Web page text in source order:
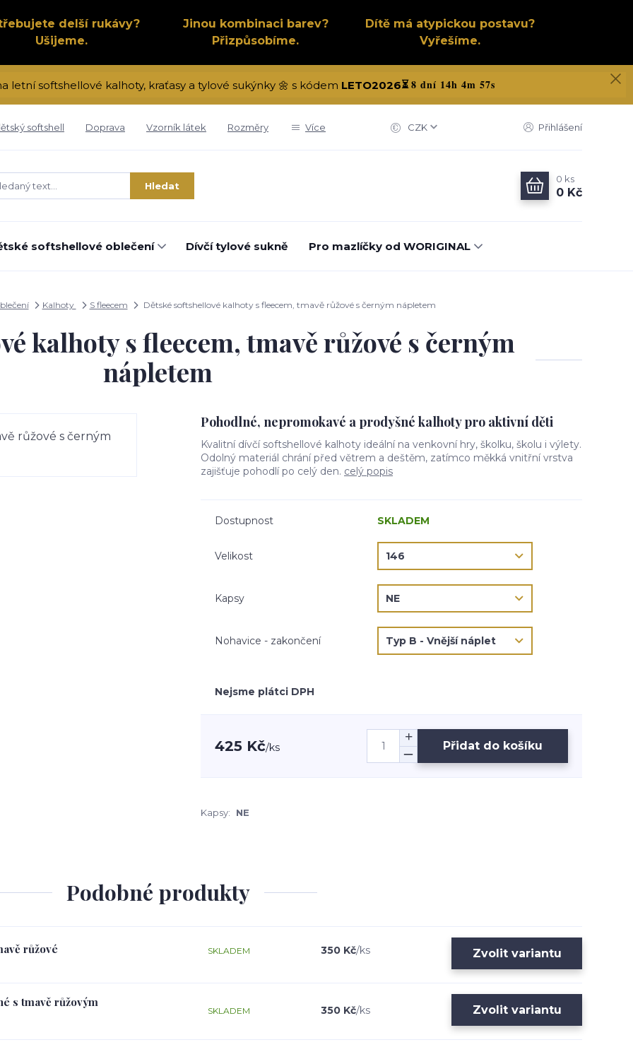
delší rukávy?
Ušijeme.
Jinou kombinaci barev?
Přizpůsobíme.
Dítě má atypickou postavu?
Vyřešíme.
letní softshellové kalhoty, kraťasy a tylové sukýnky 🌼 s kódem LETO2026⏳8 dní 14h 4m 56s
softshell Doprava Vzorník látek Rozměry Více CZK Přihlášení
Hledat
0 ks
0 Kč
softshellové oblečení Dívčí tylové sukně Pro mazlíčky od WORIGINAL
Kalhoty S fleecem Dětské softshellové kalhoty s fleecem, tmavě růžové s černým nápletem
kalhoty s fleecem, tmavě růžové s černým
nápletem
Pohodlné, nepromokavé a prodyšné kalhoty pro aktivní děti
Kvalitní dívčí softshellové kalhoty ideální na venkovní hry, školku, školu i výlety.
Odolný materiál chrání před větrem a deštěm, zatímco měkká vnitřní vrstva
zajišťuje pohodlí po celý den. celý popis
Dostupnost SKLADEM
Velikost
Kapsy
Nohavice - zakončení
Nejsme plátci DPH
425 Kč/ks Přidat do košíku
Kapsy: NE
Podobné produkty
růžové 350 Kč/ks
SKLADEM Zvolit variantu
s tmavě růžovým
350 Kč/ks
SKLADEM Zvolit variantu